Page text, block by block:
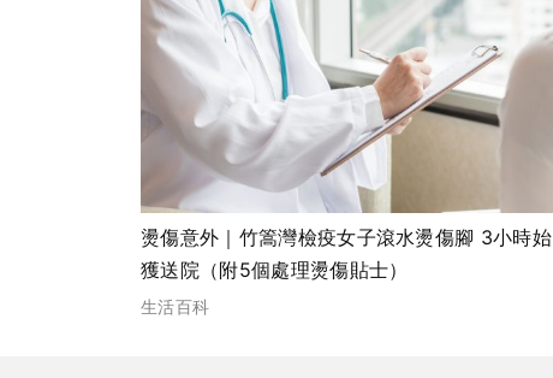
燙傷意外｜竹篙灣檢疫女子滾水燙傷腳 3小時始
獲送院（附5個處理燙傷貼士）
生活百科